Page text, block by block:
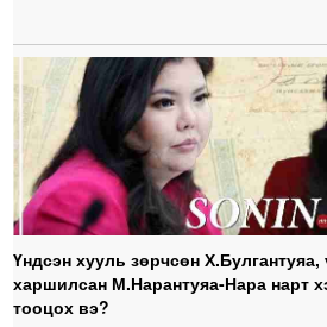
Үндсэн хууль зөрчсөн
харшилсан М.Нарантуяа-Нара нарт
тооцох вэ?